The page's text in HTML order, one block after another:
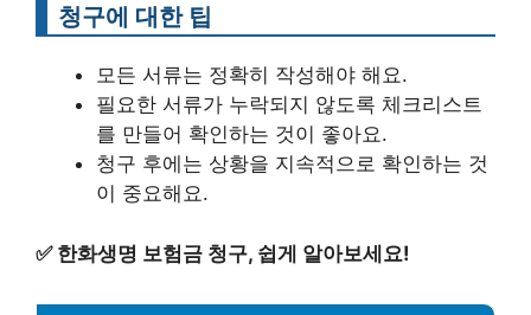
청구에 대한 팁
모든 서류는 정확히 작성해야 해요.
필요한 서류가 누락되지 않도록 체크리스트
를 만들어 확인하는 것이 좋아요.
청구 후에는 상황을 지속적으로 확인하는 것
이 중요해요.
✅ 한화생명 보험금 청구, 쉽게 알아보세요!